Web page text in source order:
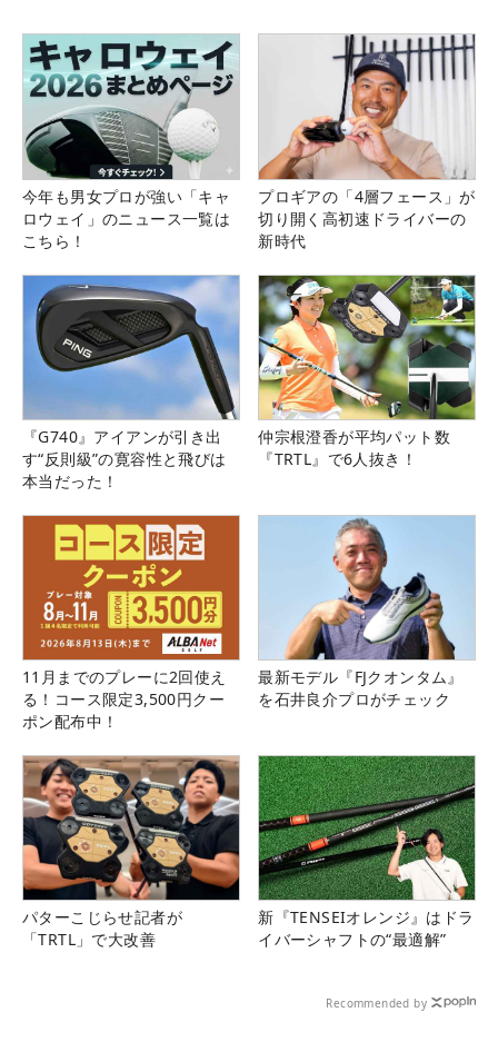
今年も男女プロが強い「キャ
ロウェイ」のニュース一覧は
こちら！
プロギアの「4層フェース」が
切り開く高初速ドライバーの
新時代
『G740』アイアンが引き出
す“反則級”の寛容性と飛びは
本当だった！
仲宗根澄香が平均パット数
『TRTL』で6人抜き！
11月までのプレーに2回使え
る！コース限定3,500円クー
ポン配布中！
最新モデル『FJクオンタム』
を石井良介プロがチェック
パターこじらせ記者が
「TRTL」で大改善
新『TENSEIオレンジ』はドラ
イバーシャフトの“最適解”
Recommended by